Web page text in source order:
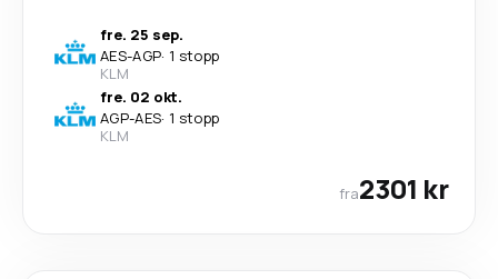
fre. 25 sep.
AES-AGP· 1 stopp
KLM
fre. 02 okt.
AGP-AES· 1 stopp
KLM
fra2301 kr